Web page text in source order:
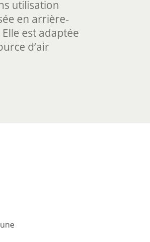
utilisation
en arrière-
est adaptée
d’air